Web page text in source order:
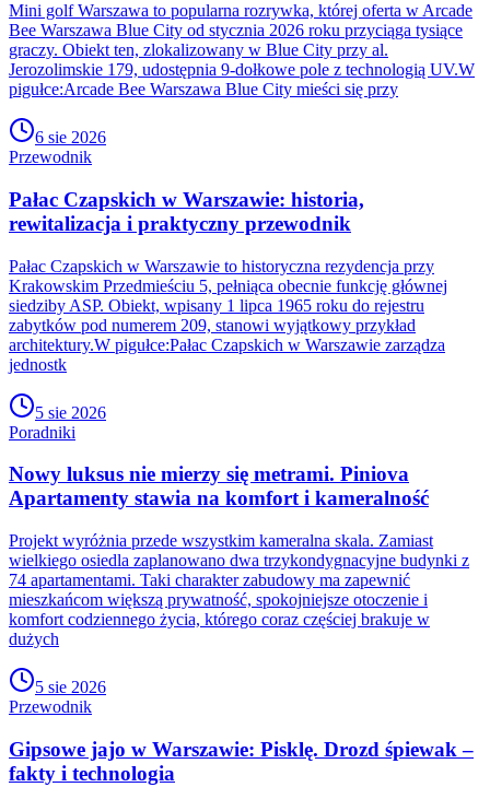
Mini golf Warszawa to popularna rozrywka, której oferta w Arcade
Bee Warszawa Blue City od stycznia 2026 roku przyciąga tysiące
graczy. Obiekt ten, zlokalizowany w Blue City przy al.
Jerozolimskie 179, udostępnia 9-dołkowe pole z technologią UV.W
pigułce:Arcade Bee Warszawa Blue City mieści się przy
6 sie 2026
Przewodnik
Pałac Czapskich w Warszawie: historia,
rewitalizacja i praktyczny przewodnik
Pałac Czapskich w Warszawie to historyczna rezydencja przy
Krakowskim Przedmieściu 5, pełniąca obecnie funkcję głównej
siedziby ASP. Obiekt, wpisany 1 lipca 1965 roku do rejestru
zabytków pod numerem 209, stanowi wyjątkowy przykład
architektury.W pigułce:Pałac Czapskich w Warszawie zarządza
jednostk
5 sie 2026
Poradniki
Nowy luksus nie mierzy się metrami. Piniova
Apartamenty stawia na komfort i kameralność
Projekt wyróżnia przede wszystkim kameralna skala. Zamiast
wielkiego osiedla zaplanowano dwa trzykondygnacyjne budynki z
74 apartamentami. Taki charakter zabudowy ma zapewnić
mieszkańcom większą prywatność, spokojniejsze otoczenie i
komfort codziennego życia, którego coraz częściej brakuje w
dużych
5 sie 2026
Przewodnik
Gipsowe jajo w Warszawie: Pisklę. Drozd śpiewak –
fakty i technologia